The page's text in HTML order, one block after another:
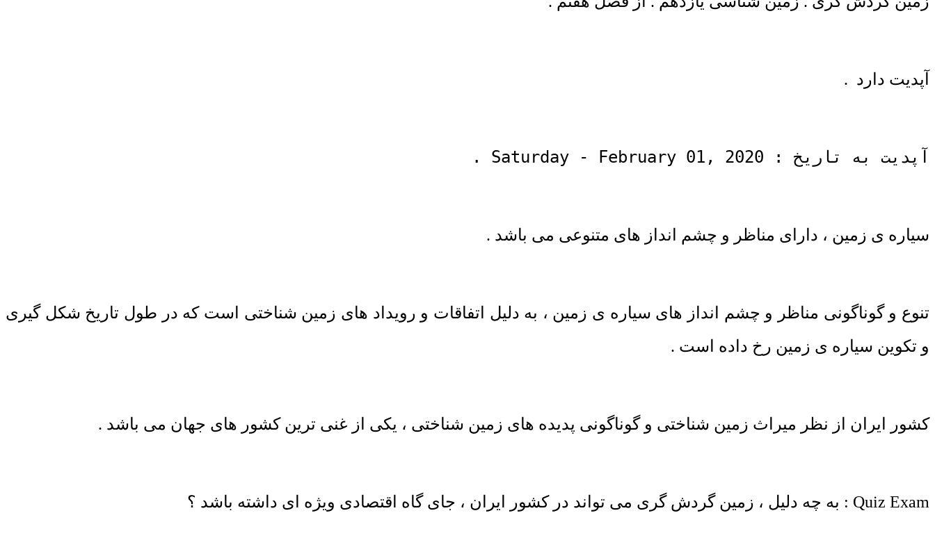
آپدیت دارد .
آپدیت به تاریخ : Saturday - February 01, 2020 .
سیاره ی زمین ، دارای مناظر و چشم انداز های متنوعی می باشد .
تنوع و گوناگونی مناظر و چشم انداز های سیاره ی زمین ، به دلیل اتفاقات و رویداد های زمین شناختی است که در طول تاریخ شکل گیری
و تکوین سیاره ی زمین رخ داده است .
کشور ایران از نظر میراث زمین شناختی و گوناگونی پدیده های زمین شناختی ، یکی از غنی ترین کشور های جهان می باشد .
Quiz Exam : به چه دلیل ، زمین گردش گری می تواند در کشور ایران ، جای گاه اقتصادی ویژه ای داشته باشد ؟